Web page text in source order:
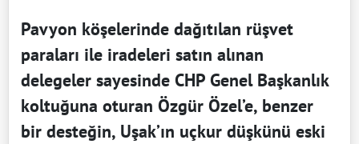
Pavyon köşelerinde dağıtılan rüşvet
paraları ile iradeleri satın alınan
delegeler sayesinde CHP Genel Başkanlık
koltuğuna oturan Özgür Özel’e, benzer
bir desteğin, Uşak’ın uçkur düşkünü eski